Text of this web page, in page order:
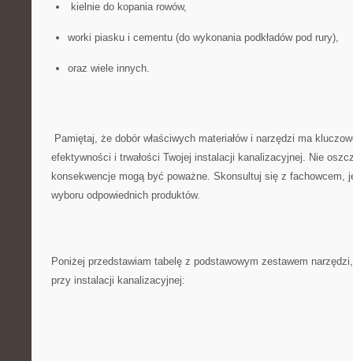
‍ kielnie ‌do kopania rowów,
worki piasku i cementu (do wykonania podkładów pod rury),
oraz wiele ​innych.
Pamiętaj, że dobór właściwych materiałów i narzędzi ma
efektywności i trwałości Twojej instalacji‍ kanalizacyjnej. Nie
konsekwencje​ mogą być poważne. Skonsultuj się​ z⁤ fachowcem,
wyboru odpowiednich produktów.
Poniżej‍ przedstawiam tabelę z ⁤podstawowym⁢ zestawem
przy instalacji kanalizacyjnej: